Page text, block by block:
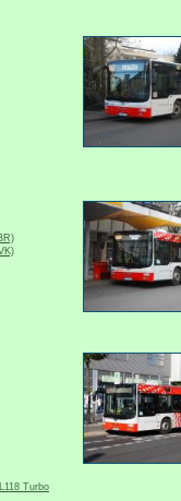
Turbo